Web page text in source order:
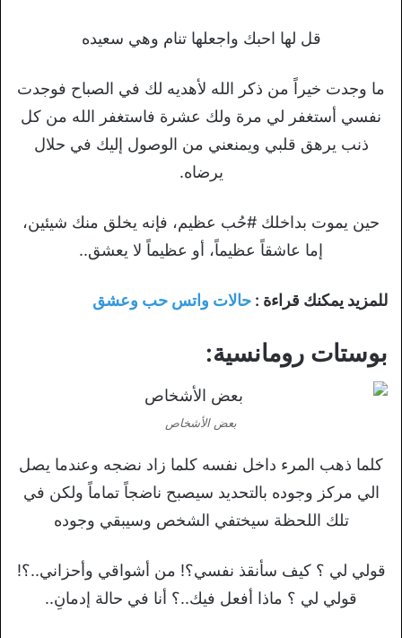
قل لها احبك واجعلها تنام وهي سعيده
ما وجدت خيراً من ذكر الله لأهديه لك في الصباح فوجدت
نفسي أستغفر لي مرة ولك عشرة فاستغفر الله من كل
ذنب يرهق قلبي ويمنعني من الوصول إليك في حلال
يرضاه.
حين يموت بداخلك #حُب عظيم، فإنه يخلق منك شيئين،
إما عاشقاً عظيماً، أو عظيماً لا يعشق..
للمزيد يمكنك قراءة : حالات واتس حب وعشق
بوستات رومانسية:
بعض الأشخاص
كلما ذهب المرء داخل نفسه كلما زاد نضجه وعندما يصل
الي مركز وجوده بالتحديد سيصبح ناضجاً تماماً ولكن في
تلك اللحظة سيختفي الشخص وسيبقي وجوده
قولي لي ؟ كيف سأنقذ نفسي؟! من أشواقي وأحزاني..؟!
قولي لي ؟ ماذا أفعل فيك..؟ أنا في حالة إدمانِ..